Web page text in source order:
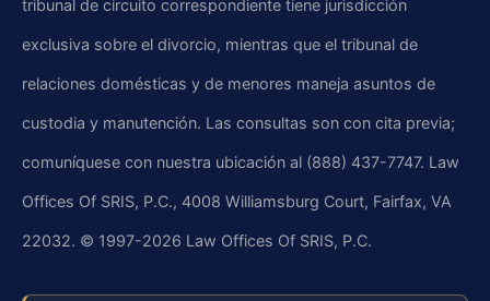
tribunal de circuito correspondiente tiene jurisdicción
exclusiva sobre el divorcio, mientras que el tribunal de
relaciones domésticas y de menores maneja asuntos de
custodia y manutención. Las consultas son con cita previa;
comuníquese con nuestra ubicación al (888) 437-7747. Law
Offices Of SRIS, P.C., 4008 Williamsburg Court, Fairfax, VA
22032. © 1997-2026 Law Offices Of SRIS, P.C.